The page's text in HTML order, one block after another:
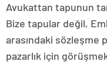
Avukattan tapunun
Bize tapular değil,
arasındaki sözleşme
pazarlık için